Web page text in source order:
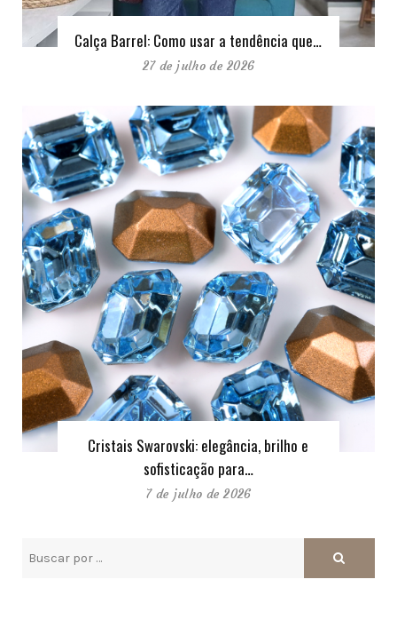
Calça Barrel: Como usar a tendência que…
27 de julho de 2026
Cristais Swarovski: elegância, brilho e
sofisticação para…
7 de julho de 2026